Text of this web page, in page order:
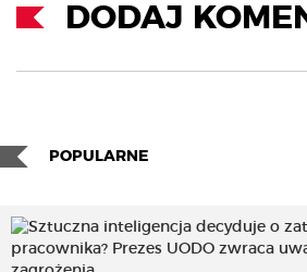
DODAJ
POPULARNE